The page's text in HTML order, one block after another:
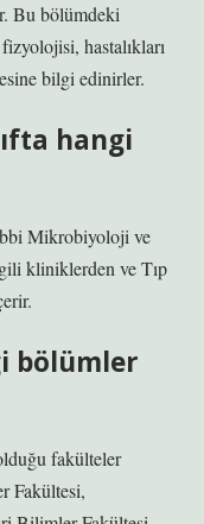
Bu bölümdeki
hastalıkları
bilgi edinirler.
hangi
Mikrobiyoloji ve
kliniklerden ve Tıp
bölümler
fakülteler
Fakültesi,